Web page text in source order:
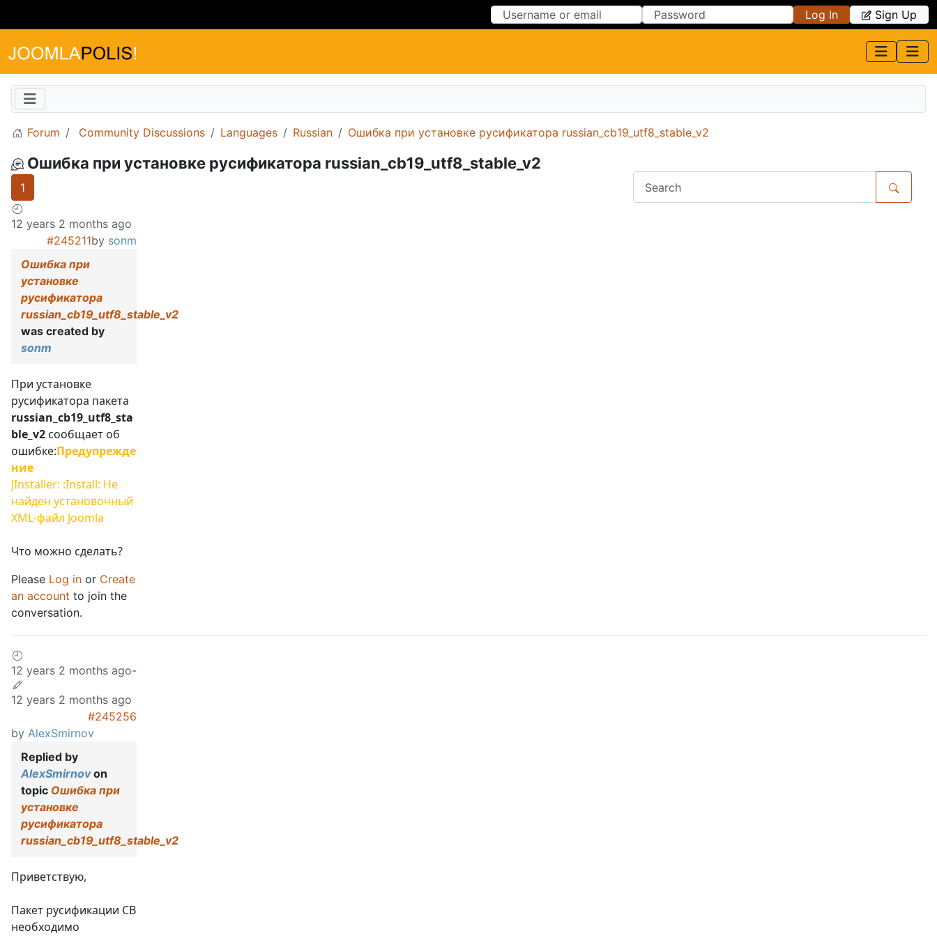
Log In Sign Up
Forum Community Discussions Languages Russian Ошибка при установке русификатора russian_cb19_utf8_stable_v2
Ошибка при установке русификатора russian_cb19_utf8_stable_v2
1
12 years 2 months ago
#245211by sonm
Ошибка при
установке
русификатора
russian_cb19_utf8_stable_v2
was created by
sonm
При установке
русификатора пакета
russian_cb19_utf8_sta
ble_v2 сообщает об
ошибке:Предупрежде
ние
JInstaller: :Install: Не
найден установочный
XML-файл Joomla
Что можно сделать?
Please Log in or Create
an account to join the
conversation.
12 years 2 months ago-
12 years 2 months ago
#245256
by AlexSmirnov
Replied by
AlexSmirnovon
topic Ошибка при
установке
русификатора
russian_cb19_utf8_stable_v2
Приветствую,
Пакет русификации СВ
необходимо